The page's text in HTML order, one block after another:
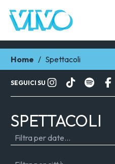
Home / Spettacoli
SEGUICI SU
SPETTACOLI